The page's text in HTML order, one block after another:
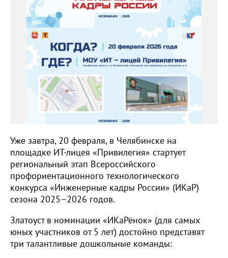
Уже завтра, 20 февраля, в Челябинске на
площадке ИТ-лицея «Привилегия» стартует
региональный этап Всероссийского
профориентационного технологического
конкурса «Инженерные кадры России» (ИКаР)
сезона 2025–2026 годов.
Златоуст в номинации «ИКаРёнок» (для самых
юных участников от 5 лет) достойно представят
три талантливые дошкольные команды: